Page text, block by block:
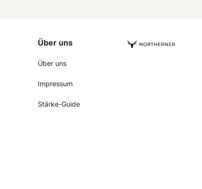
Über uns
Über uns
Impressum
Stärke-Guide